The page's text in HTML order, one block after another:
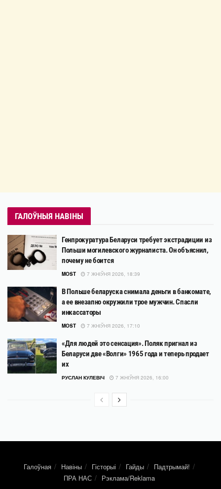
ГАЛОЎНЫЯ НАВІНЫ
Генпрокуратура Беларуси требует экстрадиции из
Польши могилевского журналиста. Он объяснил,
почему не боится
MOST 7 ЖНІЎНЯ 2026, 18:39
В Польше беларуска снимала деньги в банкомате,
а ее внезапно окружили трое мужчин. Спасли
инкассаторы
MOST 7 ЖНІЎНЯ 2026, 17:10
«Для людей это сенсация». Поляк пригнал из
Беларуси две «Волги» 1965 года и теперь продает
их
РУСЛАН КУЛЕВІЧ 7 ЖНІЎНЯ 2026, 16:00
Галоўная Навіны Гісторыі Гайды
Падтрымай!
ПРА НАС
Рэклама/Reklama